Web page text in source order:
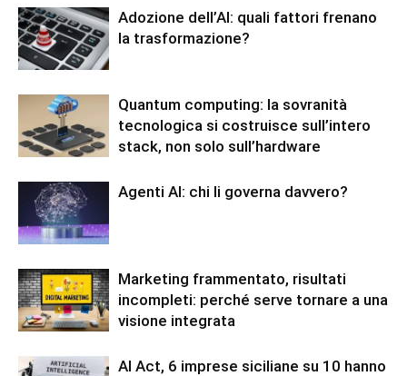
Adozione dell’AI: quali fattori frenano
la trasformazione?
Quantum computing: la sovranità
tecnologica si costruisce sull’intero
stack, non solo sull’hardware
Agenti AI: chi li governa davvero?
Marketing frammentato, risultati
incompleti: perché serve tornare a una
visione integrata
AI Act, 6 imprese siciliane su 10 hanno